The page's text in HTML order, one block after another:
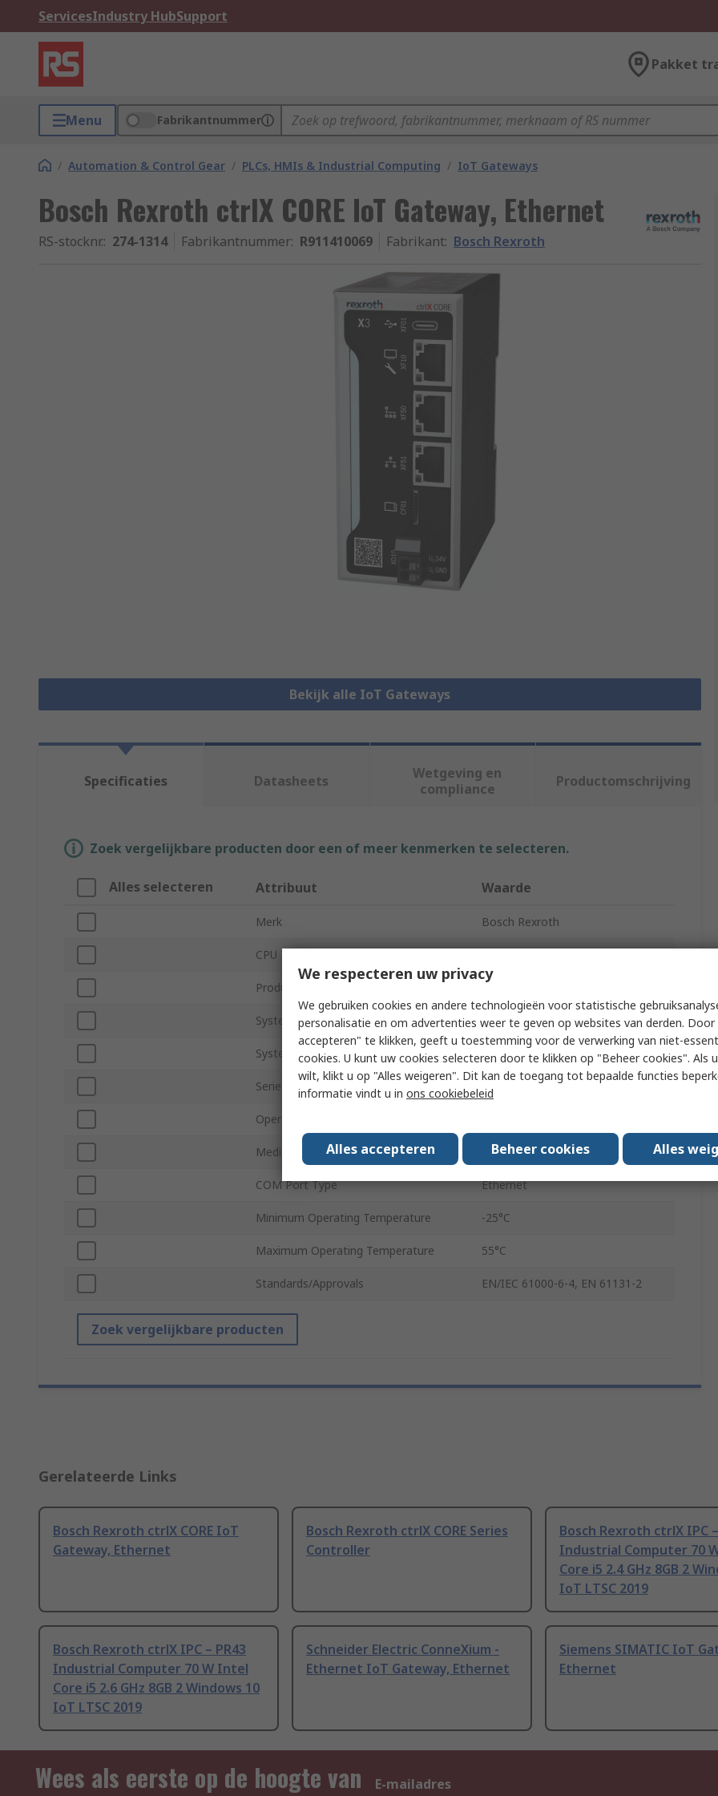
ServicesIndustry HubSupport
Pakket
Menu Fabrikantnummer
/ Automation & Control Gear / PLCs, HMIs & Industrial Computing / IoT Gateways
Bosch Rexroth ctrlX CORE IoT Gateway, Ethernet
RS-stocknr.: 274-1314 Fabrikantnummer: R911410069 Fabrikant: Bosch Rexroth
Bekijk alle IoT Gateways
Specificaties Datasheets
Wetgeving en
compliance
Productomschrijving
Zoek vergelijkbare producten door een of meer kenmerken te selecteren.
Alles selecteren Attribuut Waarde
Merk Bosch Rexroth
CPU Technology
Product Type
System Memory Capacity 2GB
System Memory Type DDR3 RAM
Series ctrlX CORE
Operating System
Media Interfaces USB
COM Port Type Ethernet
Minimum Operating Temperature -25°C
Maximum Operating Temperature 55°C
Standards/Approvals EN/IEC 61000-6-4, EN 61131-2
Zoek vergelijkbare producten
Gerelateerde Links
Bosch Rexroth ctrlX CORE IoT
Gateway, Ethernet
Bosch Rexroth ctrlX CORE Series
Controller
Bosch Rexroth ctrlX IPC
Industrial Computer 70
Core i5 2.4 GHz 8GB 2
IoT LTSC 2019
Bosch Rexroth ctrlX IPC – PR43
Industrial Computer 70 W Intel
Core i5 2.6 GHz 8GB 2 Windows 10
IoT LTSC 2019
Schneider Electric ConneXium -
Ethernet IoT Gateway, Ethernet
Siemens SIMATIC IoT
Ethernet
Wees als eerste op de hoogte van
E-mailadres
We respecteren uw privacy
We gebruiken cookies en andere technologieën voor statistische
personalisatie en om advertenties weer te geven op websites van derden. Door
accepteren" te klikken, geeft u toestemming voor de verwerking van niet-
cookies. U kunt uw cookies selecteren door te klikken op "Beheer cookies". Als
wilt, klikt u op "Alles weigeren". Dit kan de toegang tot bepaalde functies
informatie vindt u in ons cookiebeleid
Alles accepteren Beheer cookies Alles